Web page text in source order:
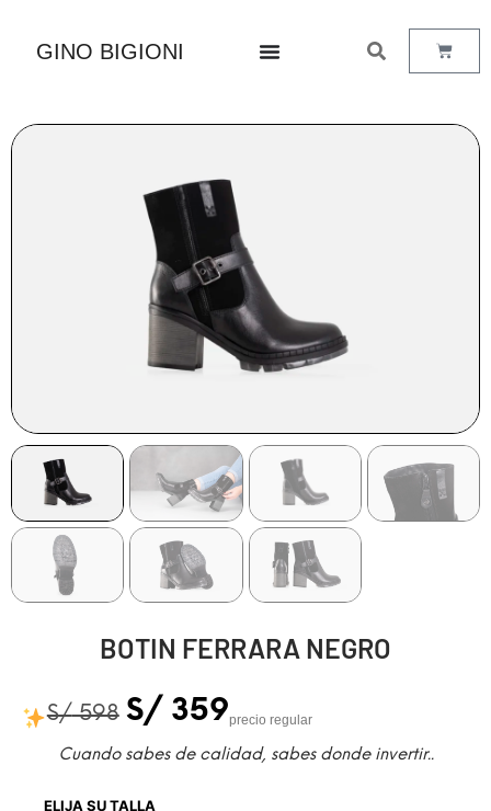
GINO BIGIONI
BOTIN FERRARA NEGRO
S/598 S/ 359precio regular
Cuando sabes de calidad, sabes donde invertir..
ELIJA SU TALLA